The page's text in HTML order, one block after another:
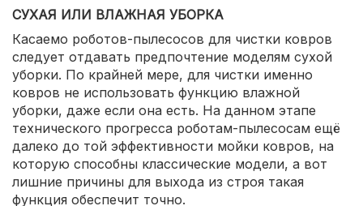
СУХАЯ ИЛИ ВЛАЖНАЯ УБОРКА
Касаемо роботов-пылесосов для чистки ковров
следует отдавать предпочтение моделям сухой
уборки. По крайней мере, для чистки именно
ковров не использовать функцию влажной
уборки, даже если она есть. На данном этапе
технического прогресса роботам-пылесосам ещё
далеко до той эффективности мойки ковров, на
которую способны классические модели, а вот
лишние причины для выхода из строя такая
функция обеспечит точно.